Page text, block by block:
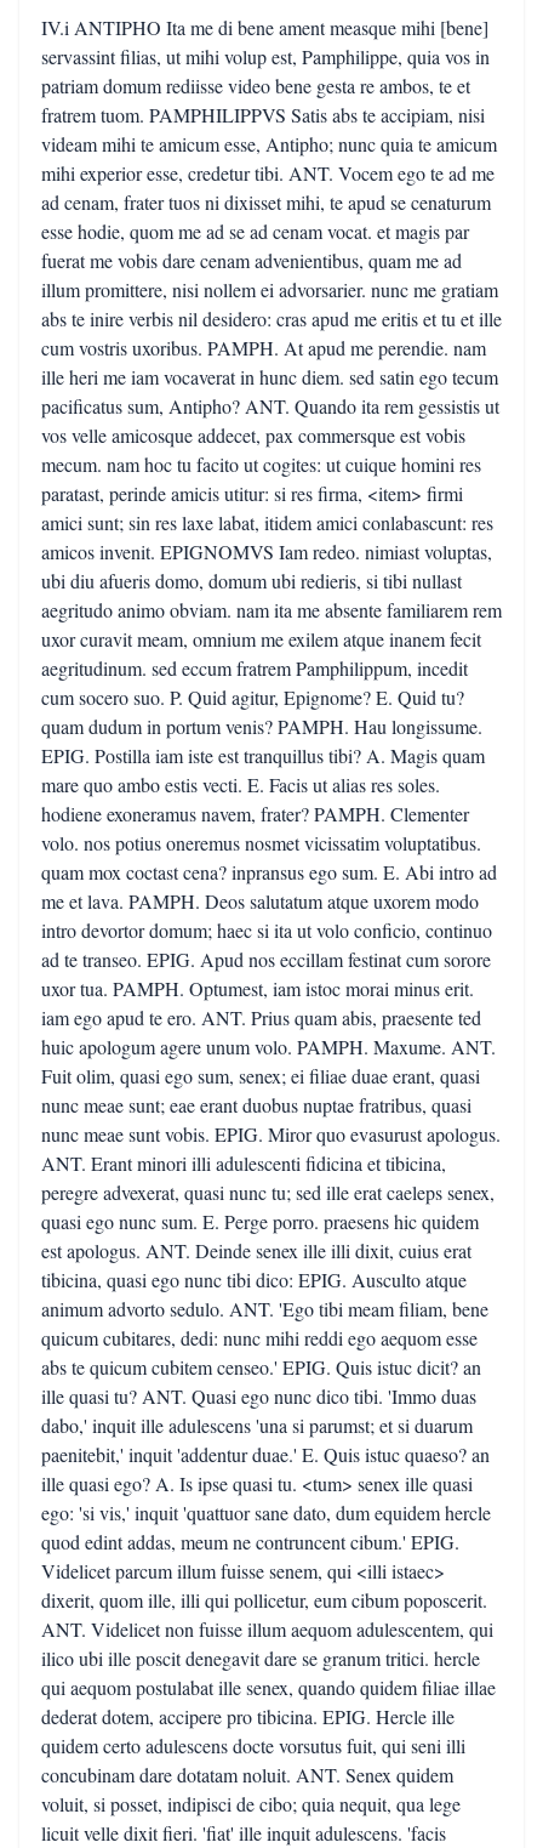
IV.i ANTIPHO Ita me di bene ament measque mihi [bene]
servassint filias, ut mihi volup est, Pamphilippe, quia vos in
patriam domum rediisse video bene gesta re ambos, te et
fratrem tuom. PAMPHILIPPVS Satis abs te accipiam, nisi
videam mihi te amicum esse, Antipho; nunc quia te amicum
mihi experior esse, credetur tibi. ANT. Vocem ego te ad me
ad cenam, frater tuos ni dixisset mihi, te apud se cenaturum
esse hodie, quom me ad se ad cenam vocat. et magis par
fuerat me vobis dare cenam advenientibus, quam me ad
illum promittere, nisi nollem ei advorsarier. nunc me gratiam
abs te inire verbis nil desidero: cras apud me eritis et tu et ille
cum vostris uxoribus. PAMPH. At apud me perendie. nam
ille heri me iam vocaverat in hunc diem. sed satin ego tecum
pacificatus sum, Antipho? ANT. Quando ita rem gessistis ut
vos velle amicosque addecet, pax commersque est vobis
mecum. nam hoc tu facito ut cogites: ut cuique homini res
paratast, perinde amicis utitur: si res firma, <item> firmi
amici sunt; sin res laxe labat, itidem amici conlabascunt: res
amicos invenit. EPIGNOMVS Iam redeo. nimiast voluptas,
ubi diu afueris domo, domum ubi redieris, si tibi nullast
aegritudo animo obviam. nam ita me absente familiarem rem
uxor curavit meam, omnium me exilem atque inanem fecit
aegritudinum. sed eccum fratrem Pamphilippum, incedit
cum socero suo. P. Quid agitur, Epignome? E. Quid tu?
quam dudum in portum venis? PAMPH. Hau longissume.
EPIG. Postilla iam iste est tranquillus tibi? A. Magis quam
mare quo ambo estis vecti. E. Facis ut alias res soles.
hodiene exoneramus navem, frater? PAMPH. Clementer
volo. nos potius oneremus nosmet vicissatim voluptatibus.
quam mox coctast cena? inpransus ego sum. E. Abi intro ad
me et lava. PAMPH. Deos salutatum atque uxorem modo
intro devortor domum; haec si ita ut volo conficio, continuo
ad te transeo. EPIG. Apud nos eccillam festinat cum sorore
uxor tua. PAMPH. Optumest, iam istoc morai minus erit.
iam ego apud te ero. ANT. Prius quam abis, praesente ted
huic apologum agere unum volo. PAMPH. Maxume. ANT.
Fuit olim, quasi ego sum, senex; ei filiae duae erant, quasi
nunc meae sunt; eae erant duobus nuptae fratribus, quasi
nunc meae sunt vobis. EPIG. Miror quo evasurust apologus.
ANT. Erant minori illi adulescenti fidicina et tibicina,
peregre advexerat, quasi nunc tu; sed ille erat caeleps senex,
quasi ego nunc sum. E. Perge porro. praesens hic quidem
est apologus. ANT. Deinde senex ille illi dixit, cuius erat
tibicina, quasi ego nunc tibi dico: EPIG. Ausculto atque
animum advorto sedulo. ANT. 'Ego tibi meam filiam, bene
quicum cubitares, dedi: nunc mihi reddi ego aequom esse
abs te quicum cubitem censeo.' EPIG. Quis istuc dicit? an
ille quasi tu? ANT. Quasi ego nunc dico tibi. 'Immo duas
dabo,' inquit ille adulescens 'una si parumst; et si duarum
paenitebit,' inquit 'addentur duae.' E. Quis istuc quaeso? an
ille quasi ego? A. Is ipse quasi tu. <tum> senex ille quasi
ego: 'si vis,' inquit 'quattuor sane dato, dum equidem hercle
quod edint addas, meum ne contruncent cibum.' EPIG.
Videlicet parcum illum fuisse senem, qui <illi istaec>
dixerit, quom ille, illi qui pollicetur, eum cibum poposcerit.
ANT. Videlicet non fuisse illum aequom adulescentem, qui
ilico ubi ille poscit denegavit dare se granum tritici. hercle
qui aequom postulabat ille senex, quando quidem filiae illae
dederat dotem, accipere pro tibicina. EPIG. Hercle ille
quidem certo adulescens docte vorsutus fuit, qui seni illi
concubinam dare dotatam noluit. ANT. Senex quidem
voluit, si posset, indipisci de cibo; quia nequit, qua lege
licuit velle dixit fieri. 'fiat' ille inquit adulescens. 'facis